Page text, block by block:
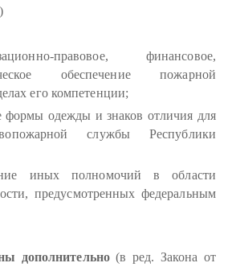
правовое, финансовое,
обеспечение пожарной
его компетенции;
формы одежды и знаков отличия для
службы Республики
иных полномочий в области
предусмотренных федеральным
дополнительно(в ред. Закона от